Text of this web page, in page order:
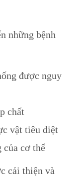
những bệnh
được nguy
chất
vật tiêu diệt
của cơ thể
cải thiện và